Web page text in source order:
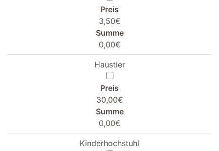
Preis
3,50€
Summe
0,00€
Haustier
Preis
30,00€
Summe
0,00€
Kinderhochstuhl